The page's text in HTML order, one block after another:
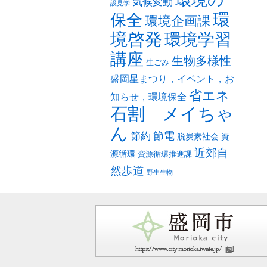
設見学
保全 環境企画課 環
境啓発環境学習
講座 生ごみ 生物多様性
盛岡星まつり，イベント，お
知らせ，環境保全 省エネ
石割 メイちゃ
ん 節約 節電 脱炭素社会 資
源循環 資源循環推進課 近郊自
然歩道 野生生物